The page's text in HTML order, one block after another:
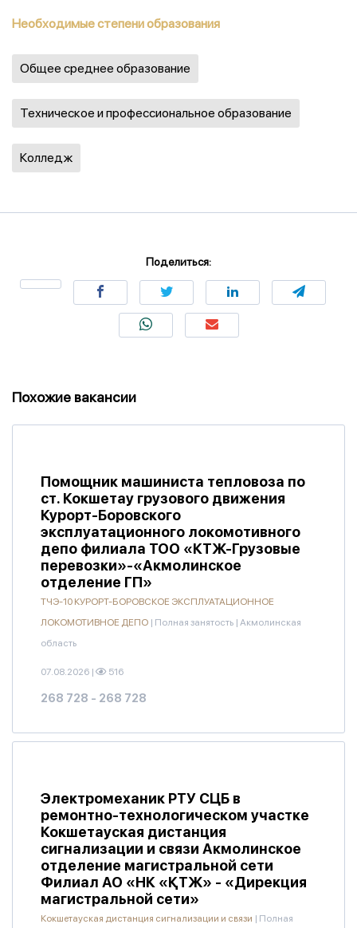
Необходимые степени образования
Общее среднее образование
Техническое и профессиональное образование
Колледж
Поделиться:
Похожие вакансии
Помощник машиниста тепловоза по
ст. Кокшетау грузового движения
Курорт-Боровского
эксплуатационного локомотивного
депо филиала ТОО «КТЖ-Грузовые
перевозки»-«Акмолинское
отделение ГП»
ТЧЭ-10 КУРОРТ-БОРОВСКОЕ ЭКСПЛУАТАЦИОННОЕ
ЛОКОМОТИВНОЕ ДЕПО | Полная занятость | Акмолинская
область
07.08.2026 | 516
268 728 - 268 728
Электромеханик РТУ СЦБ в
ремонтно-технологическом участке
Кокшетауская дистанция
сигнализации и связи Акмолинское
отделение магистральной сети
Филиал АО «НК «ҚТЖ» - «Дирекция
магистральной сети»
Кокшетауская дистанция сигнализации и связи | Полная